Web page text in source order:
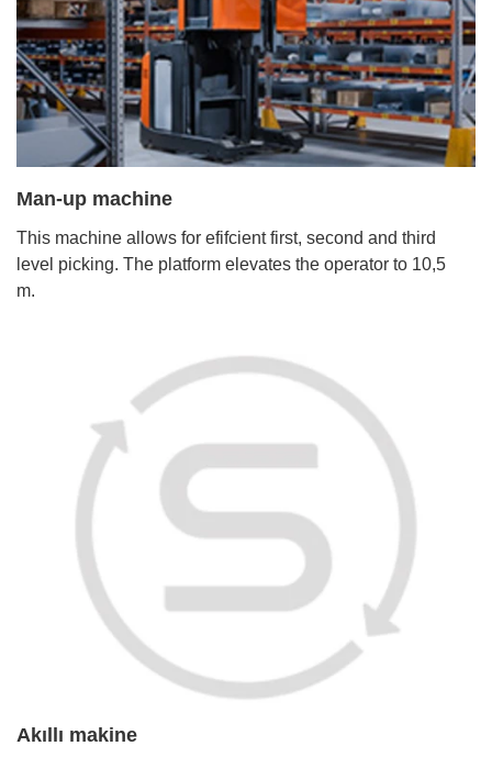
Man-up machine
This machine allows for efifcient first, second and third
level picking. The platform elevates the operator to 10,5
m.
Akıllı makine